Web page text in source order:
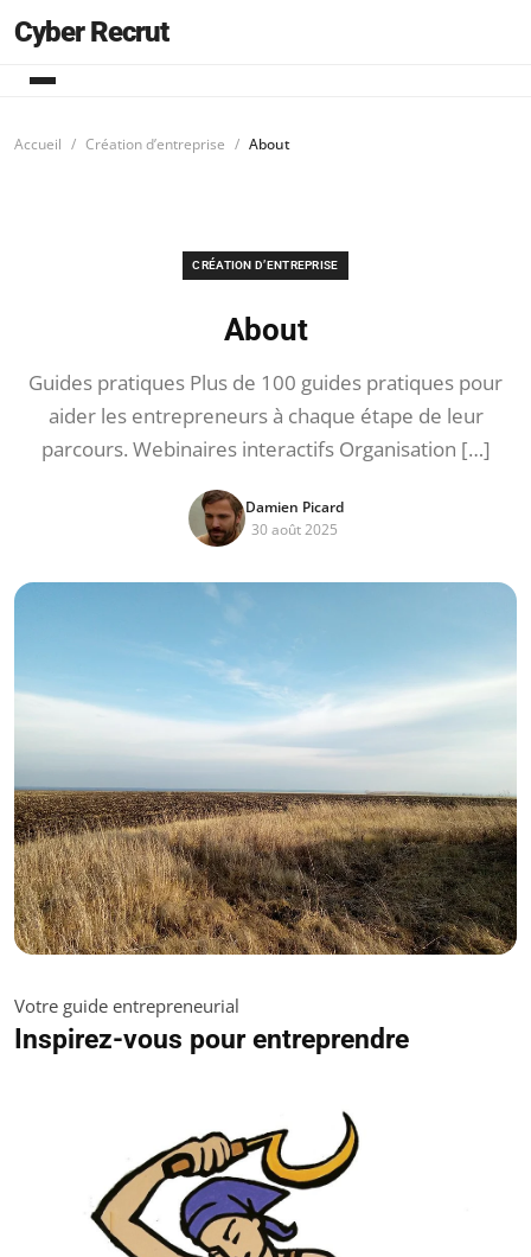
Cyber Recrut
Accueil Création d’entreprise About
CRÉATION D’ENTREPRISE
About
Guides pratiques Plus de 100 guides pratiques pour
aider les entrepreneurs à chaque étape de leur
parcours. Webinaires interactifs Organisation […]
Damien Picard
30 août 2025
Votre guide entrepreneurial
Inspirez-vous pour entreprendre